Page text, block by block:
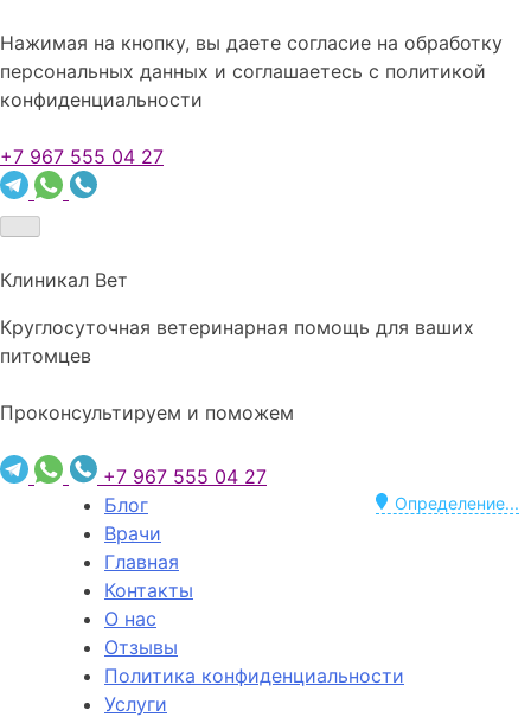
Нажимая на кнопку, вы даете согласие на обработку
персональных данных и соглашаетесь c политикой
конфиденциальности
+7 967 555 04 27
Клиникал Вет
Круглосуточная ветеринарная помощь для ваших
питомцев
Проконсультируем и поможем
+7 967 555 04 27
Определение...
Блог
Врачи
Главная
Контакты
О нас
Отзывы
Политика конфиденциальности
Услуги